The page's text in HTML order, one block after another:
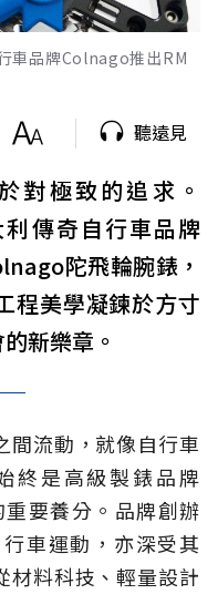
車品牌Colnago推出RM
聽遠見
對極致的追求。
利傳奇自行車品牌
陀飛輪腕錶，
程美學凝鍊於方寸
新樂章。
間流動，就像自行車
終是高級製錶品牌
重要養分。品牌創辦
車運動，亦深受其
材料科技、輕量設計